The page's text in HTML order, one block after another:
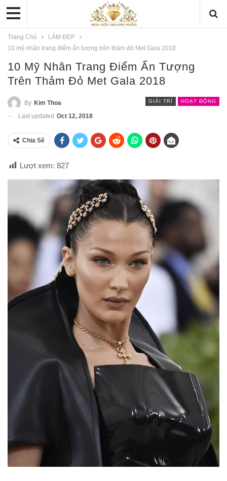
Trang Chủ
LÀM ĐẸP
10 mỹ nhân trang điểm ấn tượng trên thảm đỏ Met Gala 2018
10 Mỹ Nhân Trang Điểm Ấn Tượng
Trên Thảm Đỏ Met Gala 2018
GIẢI TRÍ HOẠT ĐỘNG
By Kim Thoa
Last updated Oct 12, 2018
Chia Sẽ
Lượt xem: 827